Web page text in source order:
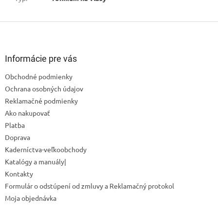
Informácie pre vás
Obchodné podmienky
Ochrana osobných údajov
Reklamačné podmienky
Ako nakupovať
Platba
Doprava
Kaderníctva-veľkoobchody
Katalógy a manuály|
Kontakty
Formulár o odstúpení od zmluvy a Reklamačný protokol
Moja objednávka